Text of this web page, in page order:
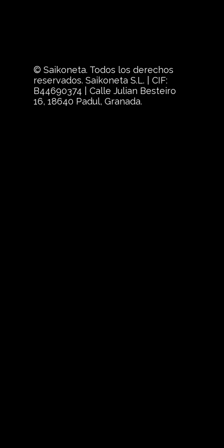
© Saikoneta. Todos los derechos
reservados. Saikoneta S.L. | CIF:
B44690374 | Calle Julian Besteiro
16, 18640 Padul, Granada.